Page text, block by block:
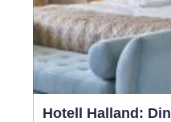
Hotell Halland: Din